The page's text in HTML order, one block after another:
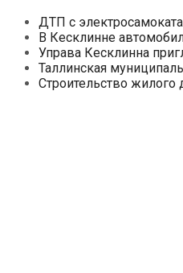
ДТП с
В Кесклинне
Управа Кесклинна
Таллинская
Строительство жилого